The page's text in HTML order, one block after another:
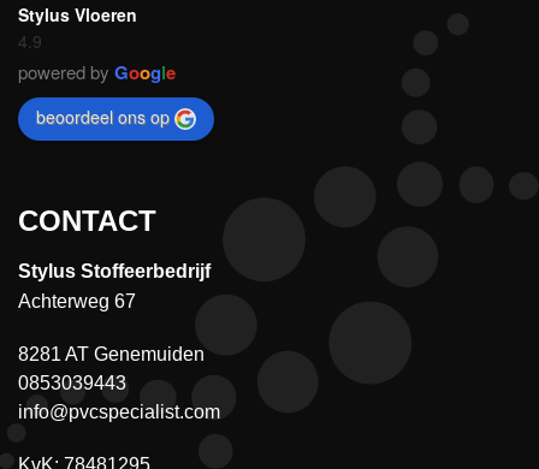
Stylus Vloeren
4.9
powered by Google
beoordeel ons op
CONTACT
Stylus Stoffeerbedrijf
Achterweg 67
8281 AT Genemuiden
0853039443
info@pvcspecialist.com